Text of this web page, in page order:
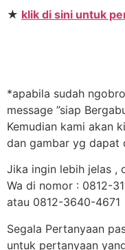
★ klik di sini untuk
*apabila sudah
message ”siap
Kemudian kami akan
dan gambar yg dapat
Jika ingin lebih jelas ,
Wa di nomor : 0812-
atau 0812-3640-4671
Segala Pertanyaan
untuk pertanyaan